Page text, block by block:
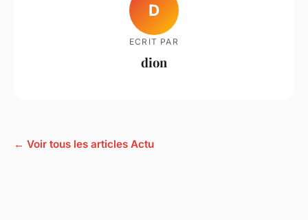
D
ECRIT PAR
dion
← Voir tous les articles Actu